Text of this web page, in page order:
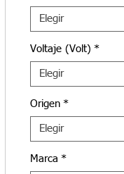
Elegir
Voltaje (Volt) *
Elegir
Origen *
Elegir
Marca *